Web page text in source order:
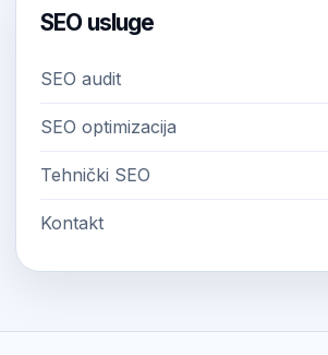
SEO usluge
SEO audit
SEO optimizacija
Tehnički SEO
Kontakt